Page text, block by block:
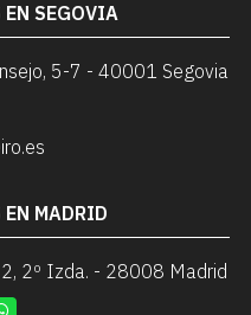
SEGOVIA
5-7 - 40001 Segovia
MADRID
2º Izda. - 28008 Madrid